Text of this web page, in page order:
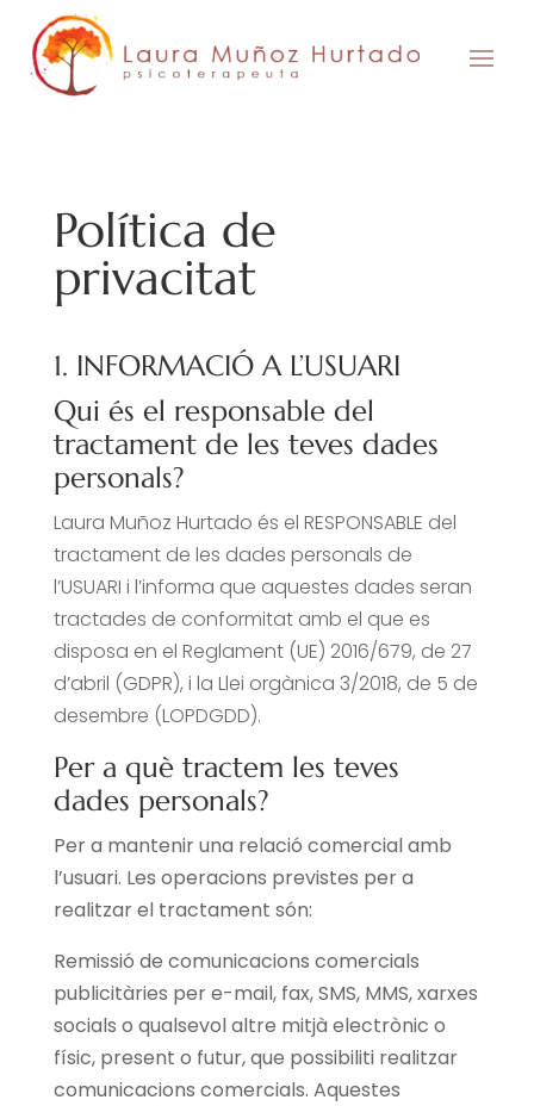
content
Política de
privacitat
1. INFORMACIÓ A L’USUARI
Qui és el responsable del
tractament de les teves dades
personals?
Laura Muñoz Hurtado és el RESPONSABLE del
tractament de les dades personals de
l’USUARI i l’informa que aquestes dades seran
tractades de conformitat amb el que es
disposa en el Reglament (UE) 2016/679, de 27
d’abril (GDPR), i la Llei orgànica 3/2018, de 5 de
desembre (LOPDGDD).
Per a què tractem les teves
dades personals?
Per a mantenir una relació comercial amb
l’usuari. Les operacions previstes per a
realitzar el tractament són:
Remissió de comunicacions comercials
publicitàries per e-mail, fax, SMS, MMS, xarxes
socials o qualsevol altre mitjà electrònic o
físic, present o futur, que possibiliti realitzar
comunicacions comercials. Aquestes